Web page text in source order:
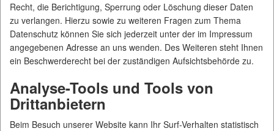
Recht, die Berichtigung, Sperrung oder Löschung dieser Daten
zu verlangen. Hierzu sowie zu weiteren Fragen zum Thema
Datenschutz können Sie sich jederzeit unter der im Impressum
angegebenen Adresse an uns wenden. Des Weiteren steht Ihnen
ein Beschwerderecht bei der zuständigen Aufsichtsbehörde zu.
Analyse-Tools und Tools von
Drittanbietern
Beim Besuch unserer Website kann Ihr Surf-Verhalten statistisch